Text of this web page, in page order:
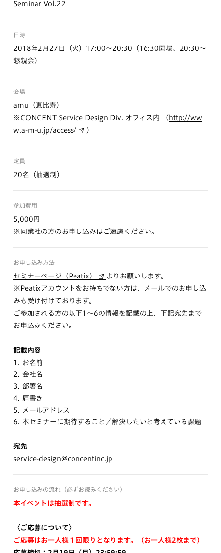
Seminar Vol.22
日時
2018年2月27日（火）17:00〜20:30（16:30開場、20:30〜
懇親会）
会場
amu（恵比寿）
※CONCENT Service Design Div. オフィス内 （ http://ww
w.a-m-u.jp/access/
）
定員
20名（抽選制）
参加費用
5,000円
※同業社の方のお申し込みはご遠慮ください。
お申し込み方法
セミナーページ（Peatix）
よりお願いします。
※Peatixアカウントをお持ちでない方は、メールでのお申し込
みも受け付けております。
ご参加される方の以下1～6の情報を記載の上、下記宛先まで
お申込みください。
記載内容
1. お名前
2. 会社名
3. 部署名
4. 肩書き
5. メールアドレス
6. 本セミナーに期待すること／解決したいと考えている課題
宛先
service-design@concentinc.jp
お申し込みの流れ（必ずお読みください）
本イベントは抽選制です。
〈ご応募について〉
ご応募はお一人様１回限りとなります。（お一人様2枚まで）